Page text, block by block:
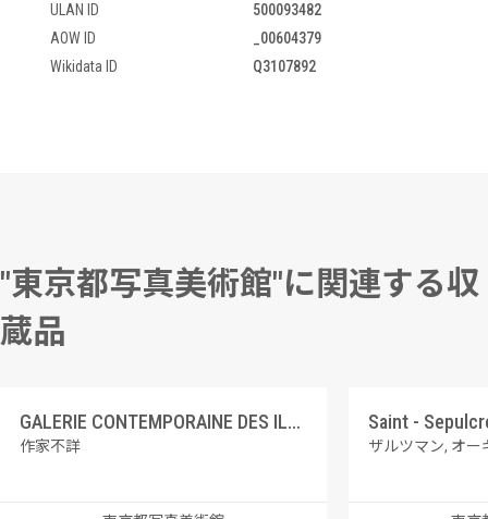
ULAN ID
500093482
AOW ID
_00604379
Wikidata ID
Q3107892
"東京都写真美術館"に関連する収
蔵品
GALERIE CONTEMPORAINE DES ILLUSTRATIONS FRANCAISES 8 フォルトゥーニ、紳士の趣味
作家不詳
Saint -
ザルツマン, オー